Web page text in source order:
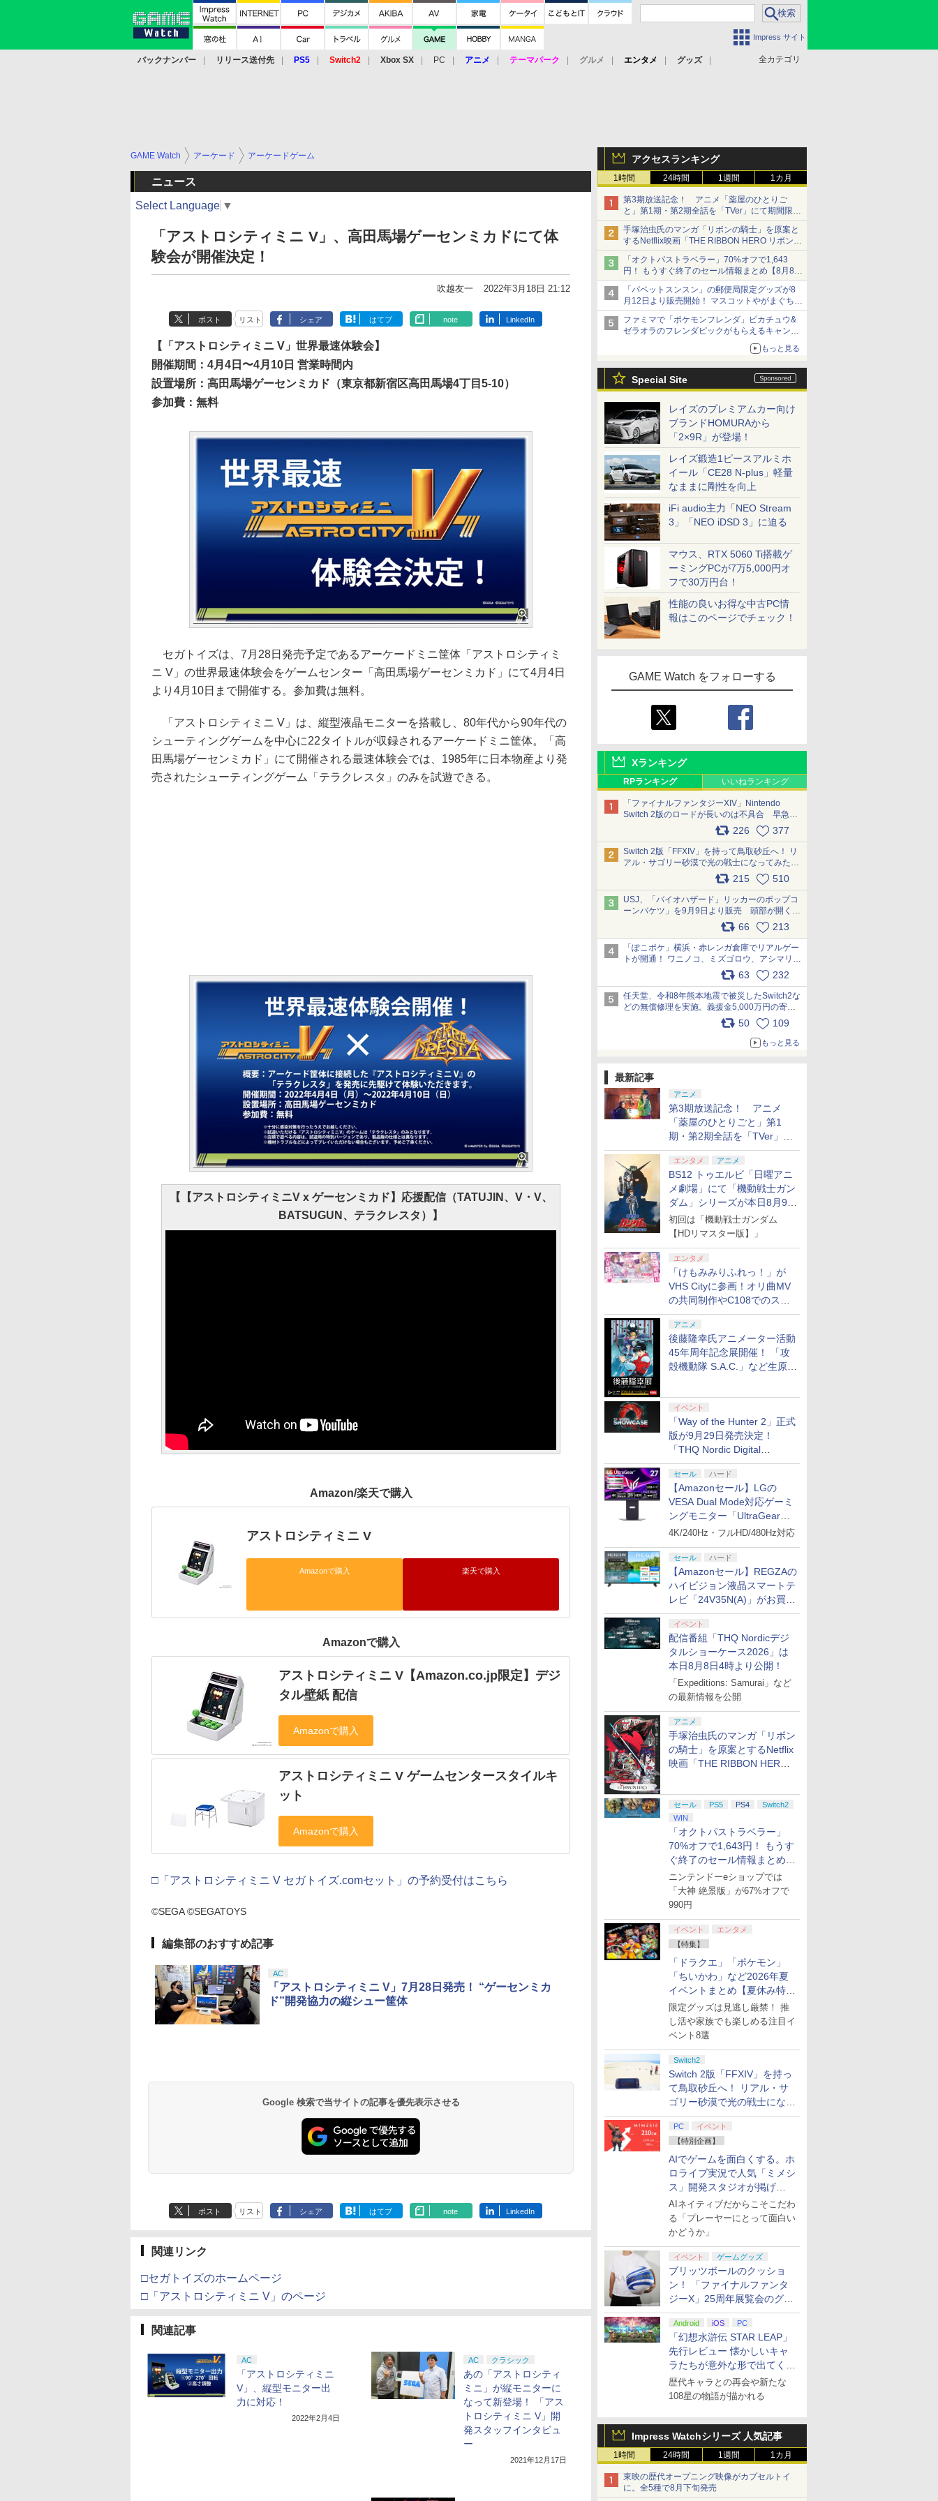
Impress サイト
全カテゴリ
バックナンバー リリース送付先 PS5 Switch2 Xbox SX PC アニメ テーマパーク グルメ エンタメ
グッズ
アクセスランキング
1時間 24時間 1週間 1カ月
第3期放送記念！ アニメ「薬屋のひとりご
と」第1期・第2期全話を「TVer」にて期間限定
で順次無料配信開始
手塚治虫氏のマンガ「リボンの騎士」を原案と
するNetflix映画「THE RIBBON HERO リボンヒ
ーロー」本日配信開始
「オクトパストラベラー」70%オフで1,643
円！ もうすぐ終了のセール情報まとめ【8月8日
更新】
ニンテンドーeショップでは「大神 絶景版」が
67%オフで990円
「パペットスンスン」の郵便局限定グッズが8
月12日より販売開始！ マスコットやがまぐち、
レターセットなどが登場
ファミマで「ポケモンフレンダ」ピカチュウ&
ゼラオラのフレンダピックがもらえるキャンペ
もっと見る
Special Site
レイズのプレミアムカー向け
ブランドHOMURAから
「2×9R」が登場！
レイズ鍛造1ピースアルミホ
イール「CE28 N-plus」軽量
なままに剛性を向上
iFi audio主力「NEO Stream
3」「NEO iDSD 3」に迫る
マウス、RTX 5060 Ti搭載ゲ
ーミングPCが7万5,000円オ
フで30万円台！
性能の良いお得な中古PC情
報はこのページでチェック！
GAME Watch をフォローする
Xランキング
RPランキング いいねランキング
「ファイナルファンタジーXIV」Nintendo
Switch 2版のロードが長いのは不具合 早急に
アップデートできるよう対応中226 377
Switch 2版「FFXIV」を持って鳥取砂丘へ！ リ
アル・サゴリー砂漠で光の戦士になってみた
215 510
USJ、「バイオハザード」リッカーのポップコ
ーンバケツ」を9月9日より販売 頭部が開く仕
組み。味は恐怖を堪のう「味噌フレーバー」
66 213
「ぽこポケ」横浜・赤レンガ倉庫でリアルゲー
トが開通！ ワニノコ、ミズゴロウ、アシマリ登
場シーンをレポート pic.x.com/LDgEByVl6D
63 232
任天堂、令和8年熊本地震で被災したSwitch2な
どの無償修理を実施。義援金5,000万円の寄付
も発表 pic.x.com/BAYsMfUfUC
50 109
もっと見る
最新記事
アニメ
第3期放送記念！ アニメ
「薬屋のひとりごと」第1
期・第2期全話を「TVer」に
て期間限定で順次無料配信開
始エンタメ アニメ
BS12 トゥエルビ「日曜アニ
メ劇場」にて「機動戦士ガン
ダム」シリーズが本日8月9日
から8週連続で放送
初回は「機動戦士ガンダム
【HDリマスター版】」
エンタメ
「けもみみりふれっ！」が
VHS Cityに参画！オリ曲MV
の共同制作やC108でのスペ
シャルコラボ広告を掲出
アニメ
後藤隆幸氏アニメーター活動
45年周年記念展開催！ 「攻
殻機動隊 S.A.C.」など生原
イベント
「Way of the Hunter 2」正式
版が9月29日発売決定！
「THQ Nordic Digital
Showcase 2026」まとめ
セール ハード
【Amazonセール】LGの
VESA Dual Mode対応ゲーミ
ングモニター「UltraGear
27G850A-B」がお買い得！
4K/240Hz・フルHD/480Hz対応
セール ハード
【Amazonセール】REGZAの
ハイビジョン液晶スマートテ
レビ「24V35N(A)」がお買い
得！
イベント
配信番組「THQ Nordicデジ
タルショーケース2026」は
本日8月8日4時より公開！
「Expeditions: Samurai」など
の最新情報を公開
アニメ
手塚治虫氏のマンガ「リボン
の騎士」を原案とするNetflix
映画「THE RIBBON HERO
セール PS5 PS4
Switch2
WIN
「オクトパストラベラー」
70%オフで1,643円！ もうす
ぐ終了のセール情報まとめ
【8月8日更新】
ニンテンドーeショップでは
「大神 絶景版」が67%オフで
990円
イベント
エンタメ
【特集】
「ドラクエ」「ポケモン」
「ちいかわ」など2026年夏
イベントまとめ【夏休み特
集】
限定グッズは見逃し厳禁！ 推
し活や家族でも楽しめる注目イ
ベント8選
Switch2
Switch 2版「FFXIV」を持っ
て鳥取砂丘へ！ リアル・サ
ゴリー砂漠で光の戦士になっ
てみた
PC
イベント
【特別企画】
AIでゲームを面白くする。ホ
ロライブ実況で人気「ミメシ
ス」開発スタジオが掲げ
る“AI活用の信念”とは？【講
演レポート】
AIネイティブだからこそこだわ
る「プレーヤーにとって面白い
かどうか」
イベント ゲームグッズ
ブリッツボールのクッショ
ン！ 「ファイナルファンタ
ジーX」25周年展覧会のグッ
ズ情報が公開
Android iOS PC
「幻想水滸伝 STAR LEAP」
先行レビュー 懐かしいキャ
ラたちが意外な形で出てくる
シリーズ完全新作！
歴代キャラとの再会や新たな
108星の物語が描かれる
Impress Watchシリーズ 人気記事
1時間 24時間 1週間 1カ月
東映の歴代オープニング映像がカプセルトイ
に。全5種で8月下旬発売
GAME Watch アーケード アーケードゲーム
ニュース
Select Language ▼
「アストロシティミニ V」、高田馬場ゲーセンミカドにて体
験会が開催決定！
吹越友一 2022年3月18日 21:12
ポスト リスト シェア はてブ note LinkedIn
【「アストロシティミニ V」世界最速体験会】
開催期間：4月4日〜4月10日 営業時間内
設置場所：高田馬場ゲーセンミカド（東京都新宿区高田馬場4丁目5-10）
参加費：無料
セガトイズは、7月28日発売予定であるアーケードミニ筐体「アストロシティミ
ニ V」の世界最速体験会をゲームセンター「高田馬場ゲーセンミカド」にて4月4日
より4月10日まで開催する。参加費は無料。
「アストロシティミニ V」は、縦型液晶モニターを搭載し、80年代から90年代の
シューティングゲームを中心に22タイトルが収録されるアーケードミニ筐体。「高
田馬場ゲーセンミカド」にて開催される最速体験会では、1985年に日本物産より発
売されたシューティングゲーム「テラクレスタ」のみを試遊できる。
【【アストロシティミニV x ゲーセンミカド】応援配信（TATUJIN、V・V、
BATSUGUN、テラクレスタ）】
Amazon/楽天で購入
アストロシティミニ V
Amazonで購入 楽天で購入
Amazonで購入
アストロシティミニ V【Amazon.co.jp限定】デジ
タル壁紙 配信
アストロシティミニ V ゲームセンタースタイルキ
ット
□「アストロシティミニ V セガトイズ.comセット」の予約受付はこちら
©SEGA ©SEGATOYS
編集部のおすすめ記事
AC
「アストロシティミニ V」7月28日発売！ “ゲーセンミカ
ド”開発協力の縦シュー筐体
Google 検索で当サイトの記事を優先表示させる
ポスト リスト シェア はてブ note LinkedIn
関連リンク
□セガトイズのホームページ
□「アストロシティミニ V」のページ
関連記事
AC
「アストロシティミニ
V」、縦型モニター出
力に対応！
2022年2月4日
AC クラシック
あの「アストロシティ
ミニ」が縦モニターに
なって新登場！ 「アス
トロシティミニ V」開
発スタッフインタビュ
ー
2021年12月17日